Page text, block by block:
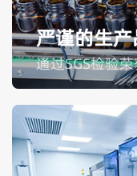
严谨的生
通过SGS检验